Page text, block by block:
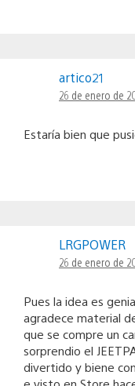
artico21
26 de enero de
Estaría bien que
LRGPOWER
26 de enero de
Pues la idea es
agradece material
que se compre un
sorprendio el
divertido y biene